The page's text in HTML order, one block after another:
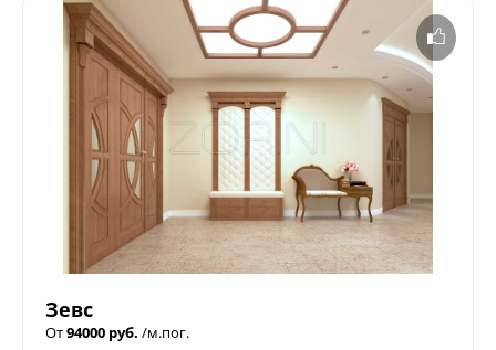
Зевс
От94000 руб. /м.пог.